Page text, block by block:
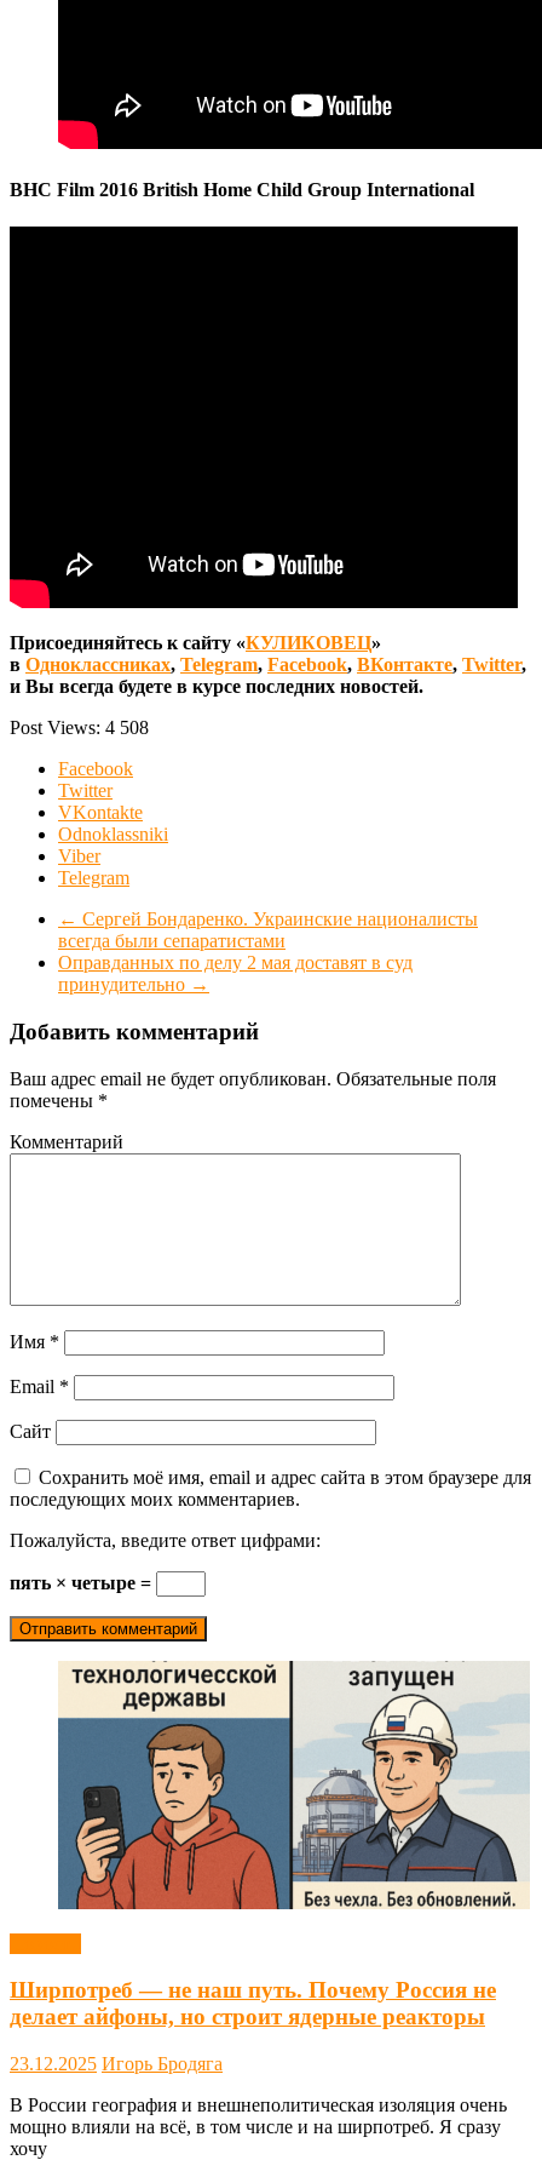
BHC Film 2016 British Home Child Group International
Присоединяйтесь к сайту «КУЛИКОВЕЦ»
в Одноклассниках, Telegram, Facebook, ВКонтакте, Twitter,
и Вы всегда будете в курсе последних новостей.
Post Views: 4 508
Facebook
Twitter
VKontakte
Odnoklassniki
Viber
Telegram
← Сергей Бондаренко. Украинские националисты
всегда были сепаратистами
Оправданных по делу 2 мая доставят в суд
принудительно →
Добавить комментарий
Ваш адрес email не будет опубликован. Обязательные поля
помечены *
Комментарий
Имя *
Email *
Сайт
Сохранить моё имя, email и адрес сайта в этом браузере для
последующих моих комментариев.
Пожалуйста, введите ответ цифрами:
пять × четыре =
Ширпотреб — не наш путь. Почему Россия не
делает айфоны, но строит ядерные реакторы
23.12.2025 Игорь Бродяга
В России география и внешнеполитическая изоляция очень
мощно влияли на всё, в том числе и на ширпотреб. Я сразу
хочу